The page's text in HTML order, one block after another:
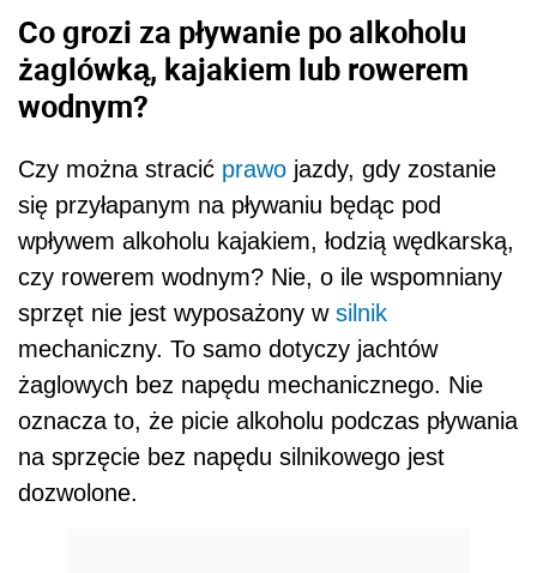
Co grozi za pływanie po alkoholu
żaglówką, kajakiem lub rowerem
wodnym?
Czy można stracić prawo jazdy, gdy zostanie
się przyłapanym na pływaniu będąc pod
wpływem alkoholu kajakiem, łodzią wędkarską,
czy rowerem wodnym? Nie, o ile wspomniany
sprzęt nie jest wyposażony w silnik
mechaniczny. To samo dotyczy jachtów
żaglowych bez napędu mechanicznego. Nie
oznacza to, że picie alkoholu podczas pływania
na sprzęcie bez napędu silnikowego jest
dozwolone.